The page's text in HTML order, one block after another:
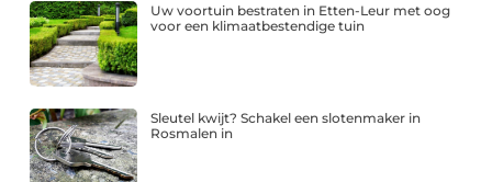
Uw voortuin bestraten in Etten-Leur met oog
voor een klimaatbestendige tuin
Sleutel kwijt? Schakel een slotenmaker in
Rosmalen in